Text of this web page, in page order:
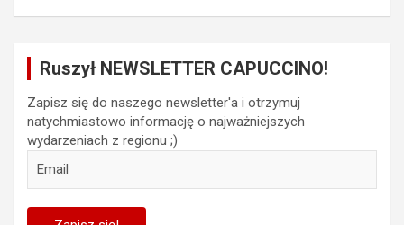
Ruszył NEWSLETTER CAPUCCINO!
Zapisz się do naszego newsletter'a i otrzymuj
natychmiastowo informację o najważniejszych
wydarzeniach z regionu ;)